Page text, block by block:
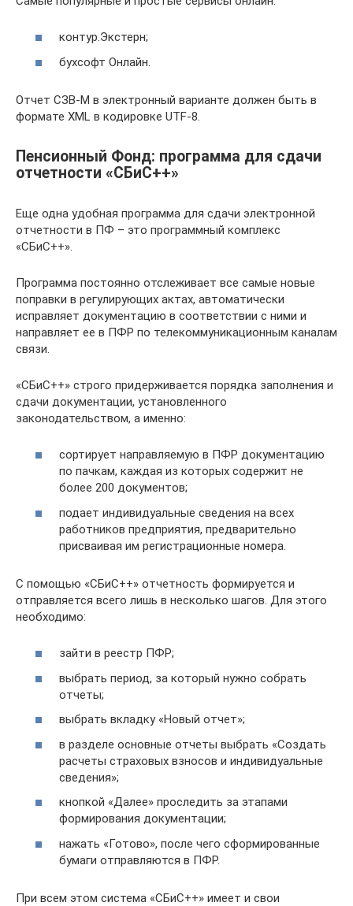
контур.Экстерн;
бухсофт Онлайн.
Отчет СЗВ-М в электронный варианте должен быть в
формате XML в кодировке UTF-8.
Пенсионный Фонд: программа для сдачи
отчетности «СБиС++»
Еще одна удобная программа для сдачи электронной
отчетности в ПФ – это программный комплекс
«СБиС++».
Программа постоянно отслеживает все самые новые
поправки в регулирующих актах, автоматически
исправляет документацию в соответствии с ними и
направляет ее в ПФР по телекоммуникационным каналам
связи.
«СБиС++» строго придерживается порядка заполнения и
сдачи документации, установленного
законодательством, а именно:
сортирует направляемую в ПФР документацию
по пачкам, каждая из которых содержит не
более 200 документов;
подает индивидуальные сведения на всех
работников предприятия, предварительно
присваивая им регистрационные номера.
С помощью «СБиС++» отчетность формируется и
отправляется всего лишь в несколько шагов. Для этого
необходимо:
зайти в реестр ПФР;
выбрать период, за который нужно собрать
отчеты;
выбрать вкладку «Новый отчет»;
в разделе основные отчеты выбрать «Создать
расчеты страховых взносов и индивидуальные
сведения»;
кнопкой «Далее» проследить за этапами
формирования документации;
нажать «Готово», после чего сформированные
бумаги отправляются в ПФР.
При всем этом система «СБиС++» имеет и свои